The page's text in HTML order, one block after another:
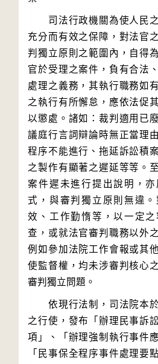
司法行政機關為使人民之
充分而有效之保障，對法官
判獨立原則之範圍內，自得
官於受理之案件，負有合法
處理之義務，其執行職務如
之執行有所懈怠，應依法促
以懲處。諸如：裁判適用已
議庭行言詞辯論時無正當理
程序不能進行、拖延訴訟積
之製作有顯著之遲延等等。
案件遲未進行提出說明，
式，與審判獨立原則無違
效、工作勤惰等，以一定
查，或就法官審判職務以外
例如參加法院工作會報或其
使監督權，均未涉審判核心
依現行法制，司法院本於
之行使，發布「辦理民事訴
項」、「辦理強制執行事件
「民事保全程序事件處理要